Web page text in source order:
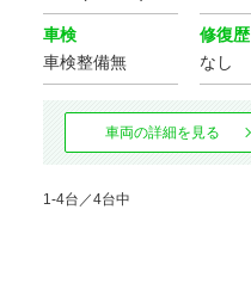
安全装置・サポート
パーキング
アシスト
障害物センサー
車検
車検整備無
修復歴
なし
車両の詳細を見る
1-4台／4台中